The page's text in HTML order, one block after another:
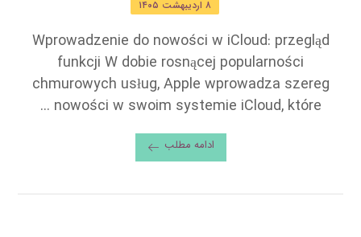
۸ اردیبهشت ۱۴۰۵
Wprowadzenie do nowości w iCloud: przegląd
funkcji W dobie rosnącej popularności
chmurowych usług, Apple wprowadza szereg
nowości w swoim systemie iCloud, które ...
ادامه مطلب